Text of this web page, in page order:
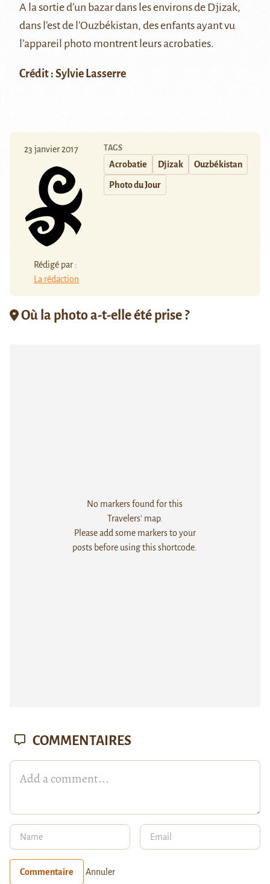
A la sortie d’un bazar dans les environs de Djizak,
dans l’est de l’Ouzbékistan, des enfants ayant vu
l’appareil photo montrent leurs acrobaties.
Crédit : Sylvie Lasserre
23 janvier 2017
Rédigé par :
La rédaction
TAGS
Acrobatie Djizak Ouzbékistan
Photo du Jour
Où la photo a-t-elle été prise ?
No markers found for this
Travelers' map.
Please add some markers to your
posts before using this shortcode.
COMMENTAIRES
Commentaire Annuler